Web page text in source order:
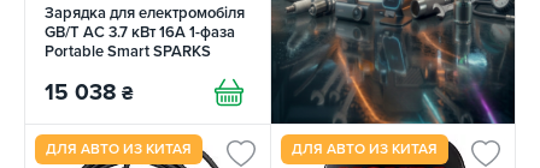
Зарядка для електромобіля
GB/T AC 3.7 кВт 16A 1-фаза
Portable Smart SPARKS
15 038 ₴
ДЛЯ АВТО ИЗ КИТАЯ ДЛЯ АВТО ИЗ КИТАЯ